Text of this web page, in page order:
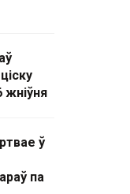
жніўня
ў
па